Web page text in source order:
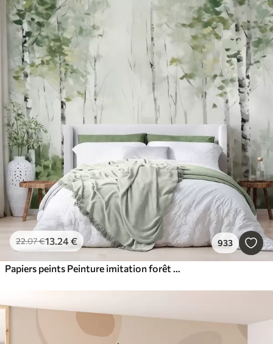
22.07€13.24€ 933
Papiers peints Peinture imitation forêt de feuillus